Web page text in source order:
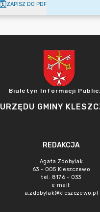
ZAPISZ DO PDF
Biuletyn Informacji
URZĘDU GMINY
REDAKCJA
Agata Zdobylak
63 - 005 Kleszczewo
tel. 8176 - 033
e mail:
a.zdobylak@kleszczewo.pl